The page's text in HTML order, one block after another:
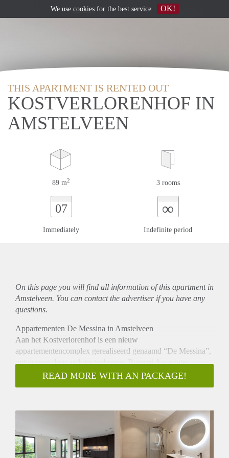
THIS APARTMENT IS RENTED OUT
KOSTVERLORENHOF IN
AMSTELVEEN
89 m2 3 rooms
07
Immediately
∞
Indefinite period
On this page you will find all information of this apartmentin
Amstelveen. You can contact the advertiser if you have any
questions.
Appartementen De Messina in Amstelveen
Aan het Kostverlorenhof is een nieuw
appartementencomplex gerealiseerd genaamd “De Messina”,
ontworpen door architectenbureau Boparai Associates
Architekten. Het complex bestaat uit vijf bouwlagen met
parkeerkelder. de 24 twee- en driekamerappartementen
De Doorzonappartementen
Type II: Zeven lichte doorzonappartementen met aan beide
zijden een terras met twee slaapkamers.
READ MORE WITH AN PACKAGE!
We use cookiesfor the best service OK!